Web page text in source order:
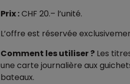
Prix :CHF 20.– l’unité.
L’offre est réservée
Comment les utiliser ? Les
une carte journalière aux
bateaux.